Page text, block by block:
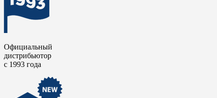
Официальный
дистрибьютор
с 1993 года